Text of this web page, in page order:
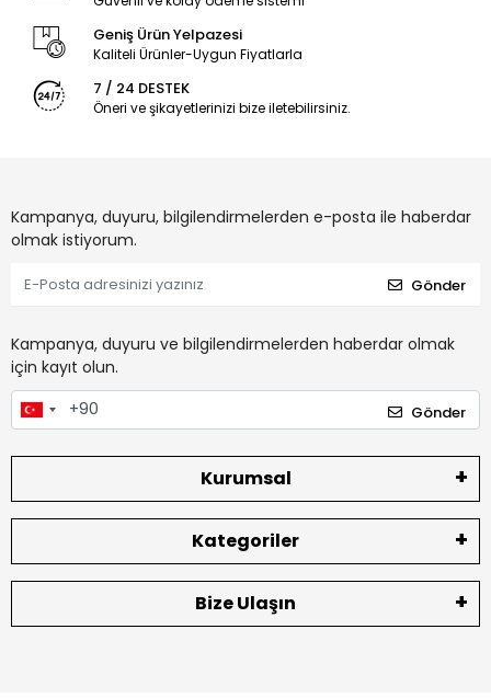
Geniş Ürün Yelpazesi
Kaliteli Ürünler-Uygun Fiyatlarla
7 / 24 DESTEK
Öneri ve şikayetlerinizi bize iletebilirsiniz.
Kampanya, duyuru, bilgilendirmelerden e-posta ile haberdar
olmak istiyorum.
Gönder
Kampanya, duyuru ve bilgilendirmelerden haberdar olmak
için kayıt olun.
Gönder
Kurumsal
Kategoriler
Bize Ulaşın